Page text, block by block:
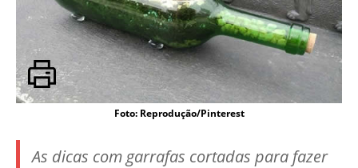
Foto: Reprodução/Pinterest
As dicas com garrafas cortadas para fazer